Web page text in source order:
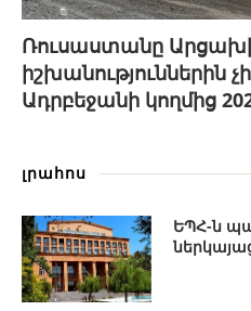
Ռուսաստանը
իշխանություններին
Ադրբեջանի կողմից
լրահոս
ԵՊՀ-ն